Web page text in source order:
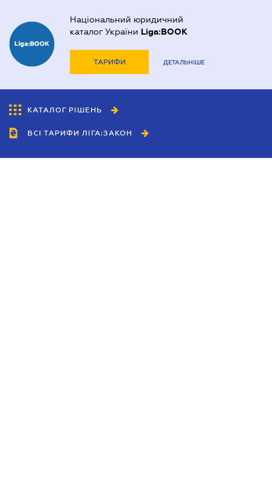
Національний юридичний
каталог України Liga:BOOK
ТАРИФИ ДЕТАЛЬНІШЕ
КАТАЛОГ РІШЕНЬ
ВСІ ТАРИФИ ЛІГА:ЗАКОН